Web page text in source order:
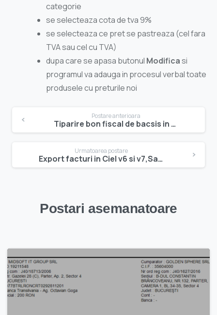
categorie
se selecteaza cota de tva 9%
se selecteaza ce pret se pastreaza (cel fara
TVA sau cel cu TVA)
dupa care se apasa butonul Modificasi
programul va adauga in procesul verbal toate
produsele cu preturile noi
în
articole
Postare anterioara
Tiparire bon fiscal de bacsis in v1.54
Urmatoarea postare
Export facturi in Ciel v6 si v7,Saga si DocProcess
Postari asemanatoare